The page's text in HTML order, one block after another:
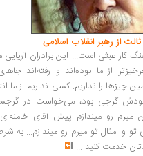
انقلاب اسلامی
است... این برادران آریایی ما و
ما بوده‌اند و رفته‌اند جاهای
را نداریم. کسی نداریم از ما انتقاد
بود، می‌خواست در گرجستان
میندازم پیش آقای خامنه‌ای، من
تو میرم رو میندازم... به شرطی که
کنید...